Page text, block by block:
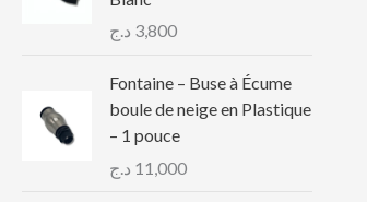
3,800 د.ج
Fontaine – Buse à Écume
boule de neige en Plastique
– 1 pouce
11,000 د.ج